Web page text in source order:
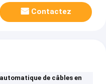
Contactez
de câbles en